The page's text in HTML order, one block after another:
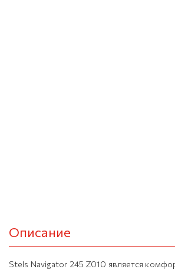
Описание
Stels Navigator 245 Z010 является